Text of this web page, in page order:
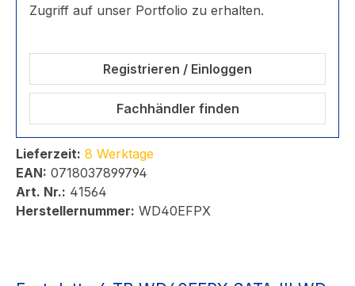
Zugriff auf unser Portfolio zu erhalten.
Registrieren / Einloggen
Fachhändler finden
Lieferzeit: 8 Werktage
EAN: 0718037899794
Art. Nr.: 41564
Herstellernummer: WD40EFPX